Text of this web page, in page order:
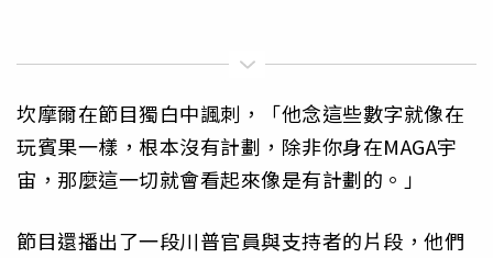
坎摩爾在節目獨白中諷刺，「他念這些數字就像在
玩賓果一樣，根本沒有計劃，除非你身在MAGA宇
宙，那麼這一切就會看起來像是有計劃的。」
節目還播出了一段川普官員與支持者的片段，他們